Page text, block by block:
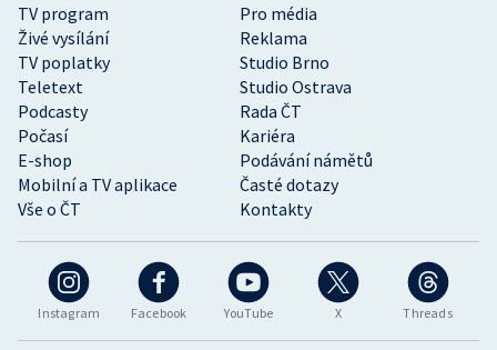
Instagram Facebook YouTube X Threads
TV program
Pro média
Živé vysílání
Reklama
TV poplatky
Studio Brno
Teletext
Studio Ostrava
Podcasty
Rada ČT
Počasí
Kariéra
E-shop
Podávání námětů
Mobilní a TV aplikace
Časté dotazy
Vše o ČT
Kontakty